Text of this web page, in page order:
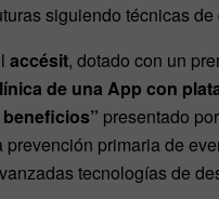
siguiendo técnicas
accésit, dotado con un
de una App con
presentado
prevención primaria de
tecnologías de